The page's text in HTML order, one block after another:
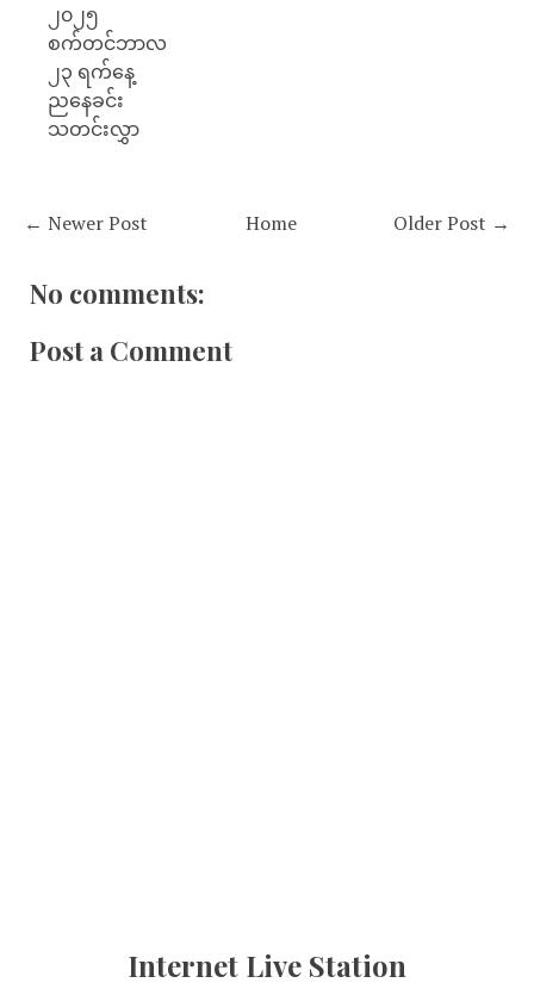
၂၀၂၅
စက်တင်ဘာလ
၂၃ ရက်နေ့
ညနေခင်း
သတင်းလွှာ
← Newer Post Older Post →
Home
No comments:
Post a Comment
Internet Live Station